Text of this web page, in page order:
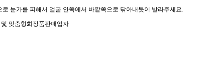
눈가를 피해서 얼굴 안쪽에서 바깥쪽으로 닦아내듯이 발라주세요.
맞춤형화장품판매업자